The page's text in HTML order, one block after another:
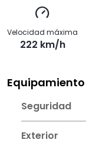
Velocidad máxima
222 km/h
Equipamiento
Seguridad
Exterior